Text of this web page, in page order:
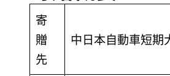
寄
贈
先
中日本自動車短期